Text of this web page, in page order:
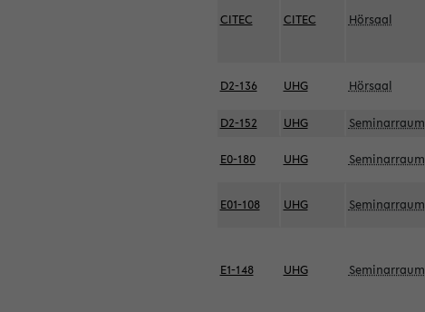
CITEC CITEC Hörsaal
D2-136 UHG Hörsaal
D2-152 UHG Seminarraum
E0-180 UHG Seminarraum
E01-108 UHG Seminarraum
E1-148 UHG Seminarraum